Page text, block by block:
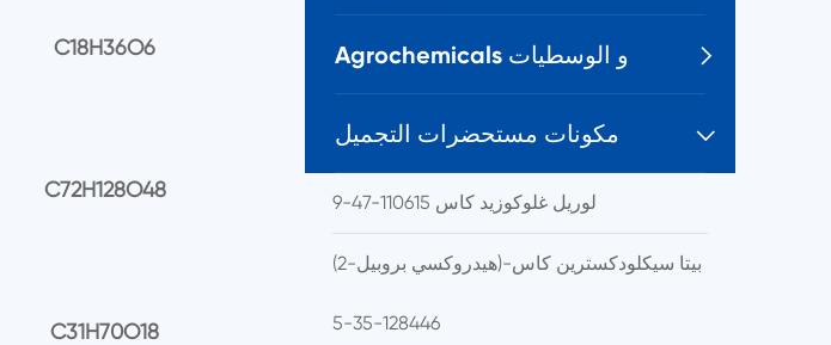
C18H36O6
C72H128O48
C31H70O18
Agrochemicals و الوسطيات 
مكونات مستحضرات التجميل 
لوريل غلوكوزيد كاس 110615-47-9
(2-هيدروكسي بروبيل)-بيتا سيكلودكسترين كاس
128446-35-5